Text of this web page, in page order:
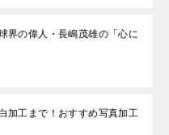
界の偉人・長嶋茂雄の「心に
加工まで！おすすめ写真加工